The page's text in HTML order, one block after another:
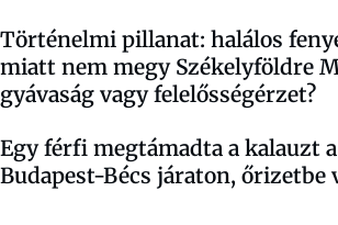
Történelmi pillanat: halálos
miatt nem megy Székelyföldre
gyávaság vagy felelősségérzet?
Egy férfi megtámadta a kalauzt a
Budapest-Bécs járaton, őrizetbe